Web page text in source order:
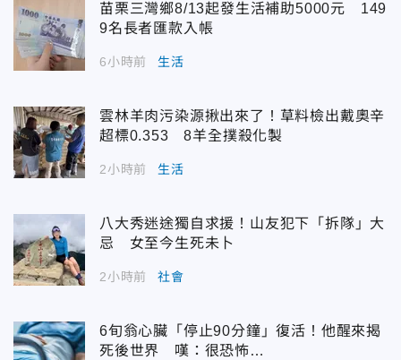
苗栗三灣鄉8/13起發生活補助5000元 149
9名長者匯款入帳
6小時前 生活
雲林羊肉污染源揪出來了！草料檢出戴奧辛
超標0.353 8羊全撲殺化製
2小時前 生活
八大秀迷途獨自求援！山友犯下「拆隊」大
忌 女至今生死未卜
2小時前 社會
6旬翁心臟「停止90分鐘」復活！他醒來揭
死後世界 嘆：很恐怖…